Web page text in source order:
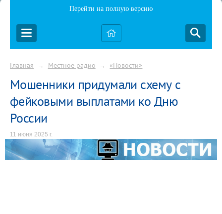
Перейти на полную версию
Главная → Местное радио → «Новости»
Мошенники придумали схему с
фейковыми выплатами ко Дню
России
11 июня 2025 г.